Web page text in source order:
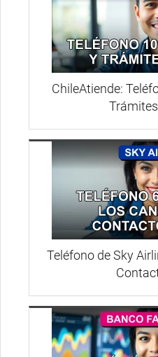
ChileAtiende:
Teléfono de Sky